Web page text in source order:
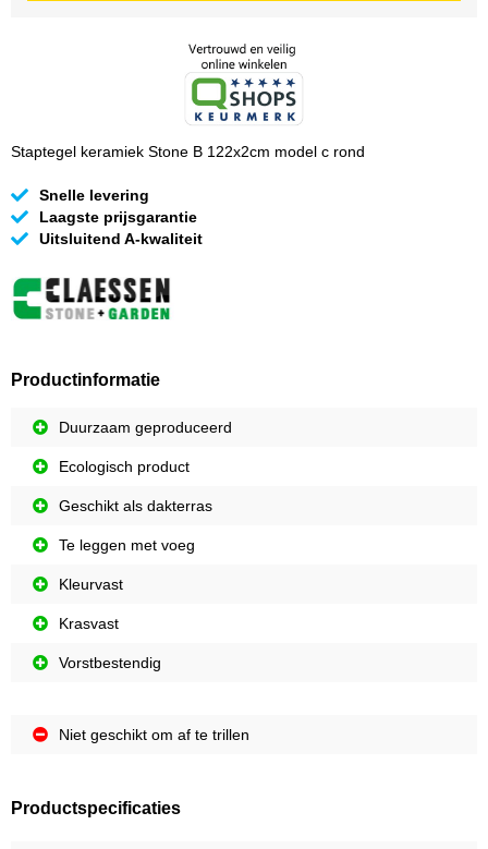
Staptegel keramiek Stone B 122x2cm model c rond
Snelle levering
Laagste prijsgarantie
Uitsluitend A-kwaliteit
Productinformatie
Duurzaam geproduceerd
Ecologisch product
Geschikt als dakterras
Te leggen met voeg
Kleurvast
Krasvast
Vorstbestendig
Niet geschikt om af te trillen
Productspecificaties